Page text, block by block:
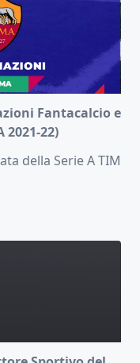
Fantacalcio e
2021-22)
della Serie A TIM